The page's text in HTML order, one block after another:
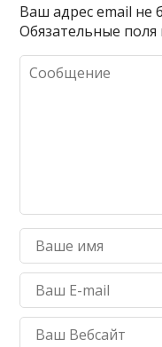
Ваш адрес email не
Обязательные